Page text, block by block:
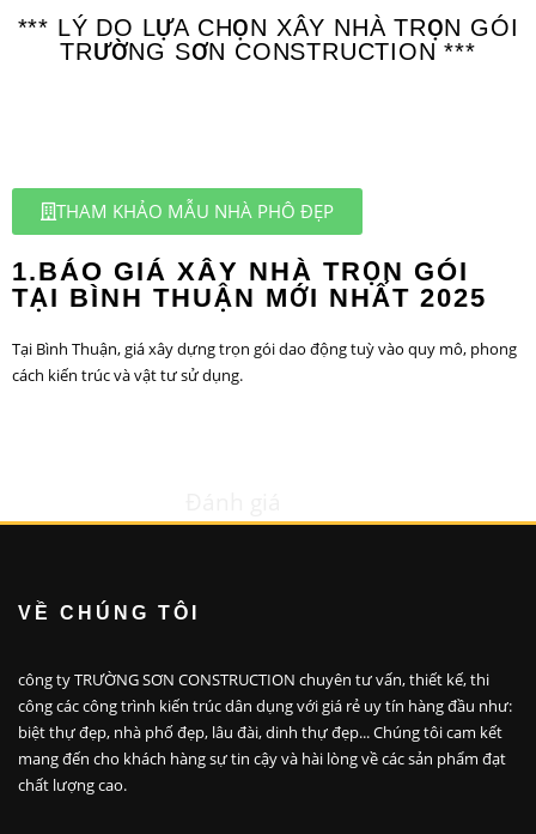
*** LÝ DO LỰA CHỌN XÂY NHÀ TRỌN GÓI
TRƯỜNG SƠN CONSTRUCTION ***
THAM KHẢO MẪU NHÀ PHÔ ĐẸP
1.BÁO GIÁ XÂY NHÀ TRỌN GÓI
TẠI BÌNH THUẬN MỚI NHẤT 2025
Tại Bình Thuận, giá xây dựng trọn gói dao động tuỳ vào quy mô, phong
cách kiến trúc và vật tư sử dụng.
VỀ CHÚNG TÔI
công ty TRƯỜNG SƠN CONSTRUCTION chuyên tư vấn, thiết kế, thi
công các công trình kiến trúc dân dụng với giá rẻ uy tín hàng đầu như:
biệt thự đẹp, nhà phố đẹp, lâu đài, dinh thự đẹp... Chúng tôi cam kết
mang đến cho khách hàng sự tin cậy và hài lòng về các sản phẩm đạt
chất lượng cao.